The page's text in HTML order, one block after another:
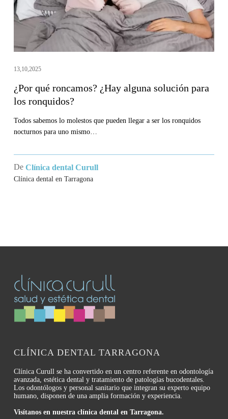
para
los
ronquidos?
13,10,2025
¿Por qué roncamos? ¿Hay alguna solución para
los ronquidos?
Todos sabemos lo molestos que pueden llegar a ser los ronquidos
nocturnos para uno mismo…
De Clínica dental Curull
Clínica dental en Tarragona
CLÍNICA DENTAL TARRAGONA
Clínica Curull se ha convertido en un centro referente en odontología
avanzada, estética dental y tratamiento de patologías bucodentales.
Los odontólogos y personal sanitario que integran su experto equipo
humano, disponen de una amplia formación y experiencia.
Visítanos en nuestra clínica dental en Tarragona.